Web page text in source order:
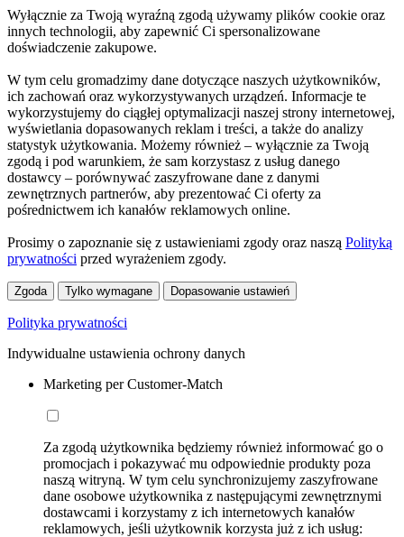
Wyłącznie za Twoją wyraźną zgodą używamy plików cookie oraz
innych technologii, aby zapewnić Ci spersonalizowane
doświadczenie zakupowe.
W tym celu gromadzimy dane dotyczące naszych użytkowników,
ich zachowań oraz wykorzystywanych urządzeń. Informacje te
wykorzystujemy do ciągłej optymalizacji naszej strony internetowej,
wyświetlania dopasowanych reklam i treści, a także do analizy
statystyk użytkowania. Możemy również – wyłącznie za Twoją
zgodą i pod warunkiem, że sam korzystasz z usług danego
dostawcy – porównywać zaszyfrowane dane z danymi
zewnętrznych partnerów, aby prezentować Ci oferty za
pośrednictwem ich kanałów reklamowych online.
Prosimy o zapoznanie się z ustawieniami zgody oraz naszą Polityką
prywatności przed wyrażeniem zgody.
Zgoda Tylko wymagane Dopasowanie ustawień
Polityka prywatności
Indywidualne ustawienia ochrony danych
Marketing per Customer-Match
Za zgodą użytkownika będziemy również informować go o
promocjach i pokazywać mu odpowiednie produkty poza
naszą witryną. W tym celu synchronizujemy zaszyfrowane
dane osobowe użytkownika z następującymi zewnętrznymi
dostawcami i korzystamy z ich internetowych kanałów
reklamowych, jeśli użytkownik korzysta już z ich usług: